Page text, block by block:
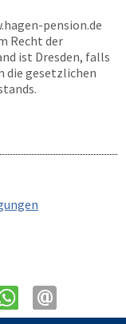
pension.de
Recht der
ist Dresden, falls
die gesetzlichen